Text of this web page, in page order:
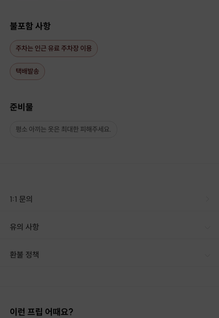
불포함 사항
주차는 인근 유료 주차장 이용
택배발송
준비물
평소 아끼는 옷은 최대한 피해주세요.
1:1 문의
유의 사항
환불 정책
이런 프립 어때요?